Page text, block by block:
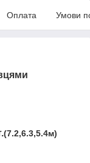
Оплата Умови
(7.2,6.3,5.4м)